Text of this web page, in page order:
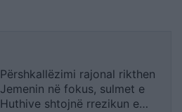
Përshkallëzimi rajonal rikthen
Jemenin në fokus, sulmet e
Huthive shtojnë rrezikun e